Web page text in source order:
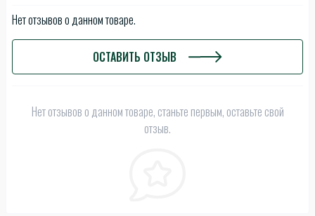
Нет отзывов о данном товаре.
ОСТАВИТЬ ОТЗЫВ
Нет отзывов о данном товаре, станьте первым, оставьте свой
отзыв.